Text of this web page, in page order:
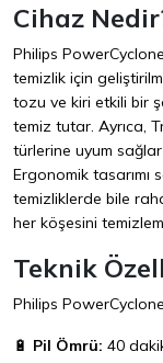
Cihaz
Philips
temizlik için
tozu ve kiri etkili bir
temiz tutar. Ayrıca,
türlerine uyum
Ergonomik tasarımı
temizliklerde bile
her köşesini
Teknik
Philips
🔋 Pil Ömrü: 40